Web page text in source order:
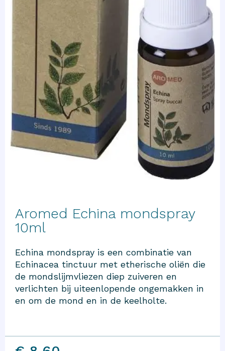
Aromed Echina mondspray
10ml
Echina mondspray is een combinatie van
Echinacea tinctuur met etherische oliën die
de mondslijmvliezen diep zuiveren en
verlichten bij uiteenlopende ongemakken in
en om de mond en in de keelholte.